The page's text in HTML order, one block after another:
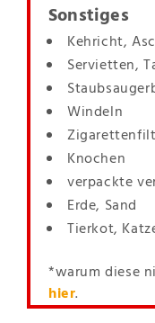
Sonstiges
Kehricht,
Servietten,
Windeln
Knochen
verpackte
Erde, Sand
Tierkot,
*warum diese
hier.